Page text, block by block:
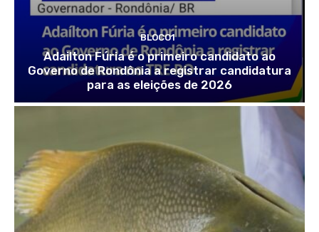
BLOCO1
Adailton Fúria é o primeiro candidato ao
Governo de Rondônia a registrar candidatura
para as eleições de 2026